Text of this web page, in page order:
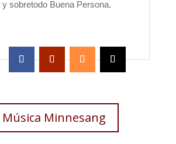
sobretodo Buena Persona.
Música Minnesang